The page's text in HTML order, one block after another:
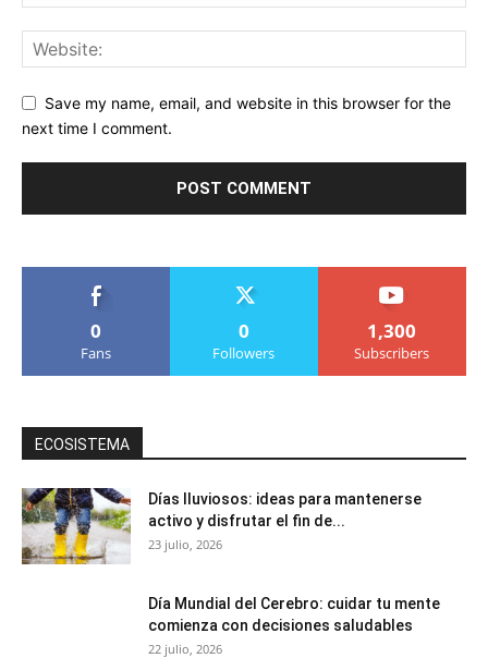
Save my name, email, and website in this browser for the
next time I comment.
0
Fans
0
Followers
1,300
Subscribers
ECOSISTEMA
Días lluviosos: ideas para mantenerse
activo y disfrutar el fin de...
23 julio, 2026
Día Mundial del Cerebro: cuidar tu mente
comienza con decisiones saludables
22 julio, 2026